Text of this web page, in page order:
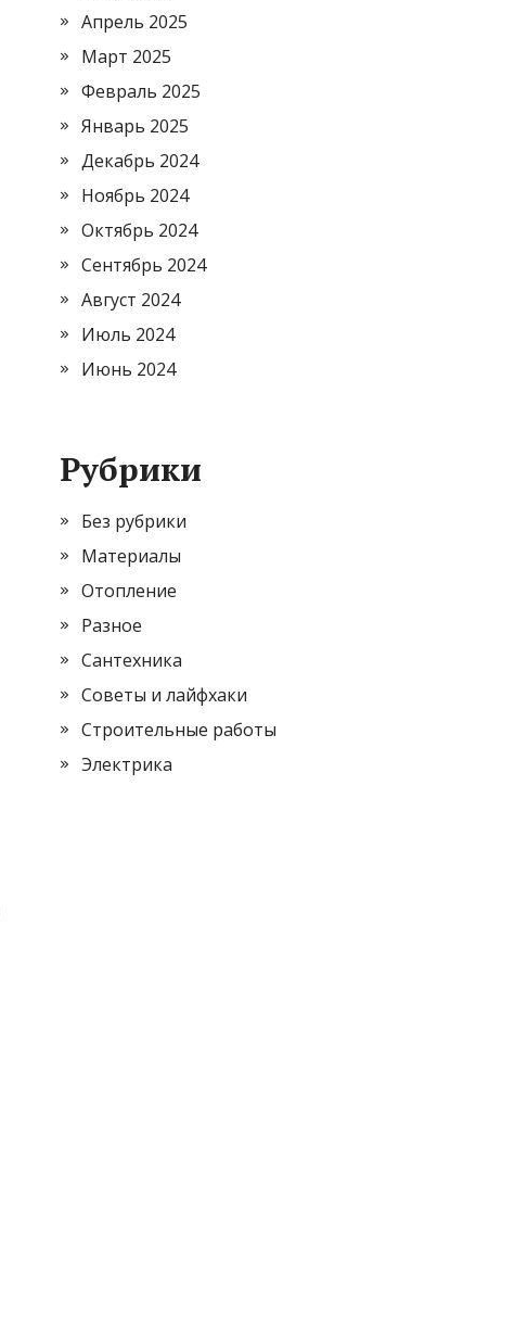
Апрель 2025
Март 2025
Февраль 2025
Январь 2025
Декабрь 2024
Ноябрь 2024
Октябрь 2024
Сентябрь 2024
Август 2024
Июль 2024
Июнь 2024
Рубрики
Без рубрики
Материалы
Отопление
Разное
Сантехника
Советы и лайфхаки
Строительные работы
Электрика